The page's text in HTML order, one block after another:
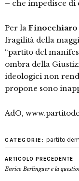
– che impedisce
Per la Finocchiaro
fragilità della
“partito del
ombra della
ideologici non
propone sono
AdO,
CATEGORIE: partito
ARTICOLO PRECEDENTE
Enrico Berlinguer e la